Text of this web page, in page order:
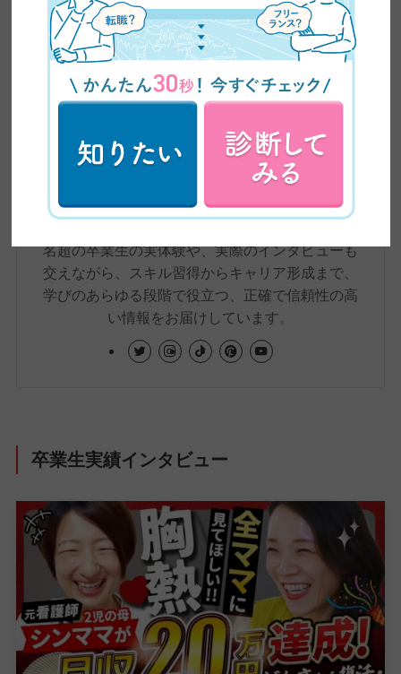
株式会社日本デザインが運営するメディア、
ZEROICHI TIMESは、副業・兼業の解禁や普及、
AIの台頭によるスキル需要の変化など、大きく変
わりつつある働き方をめぐる環境をふまえ、在宅
ザインやWEBライティングなどのリスキリングま
で、これからの時代に必要な情報をわかりやす
く、かつ専門的に発信しています。記事は、自社
の現役クリエイターの知見をもとに制作。未経験
名超の卒業生の実体験や、実際のインタビューも
交えながら、スキル習得からキャリア形成まで、
学びのあらゆる段階で役立つ、正確で信頼性の高
い情報をお届けしています。
卒業生実績インタビュー